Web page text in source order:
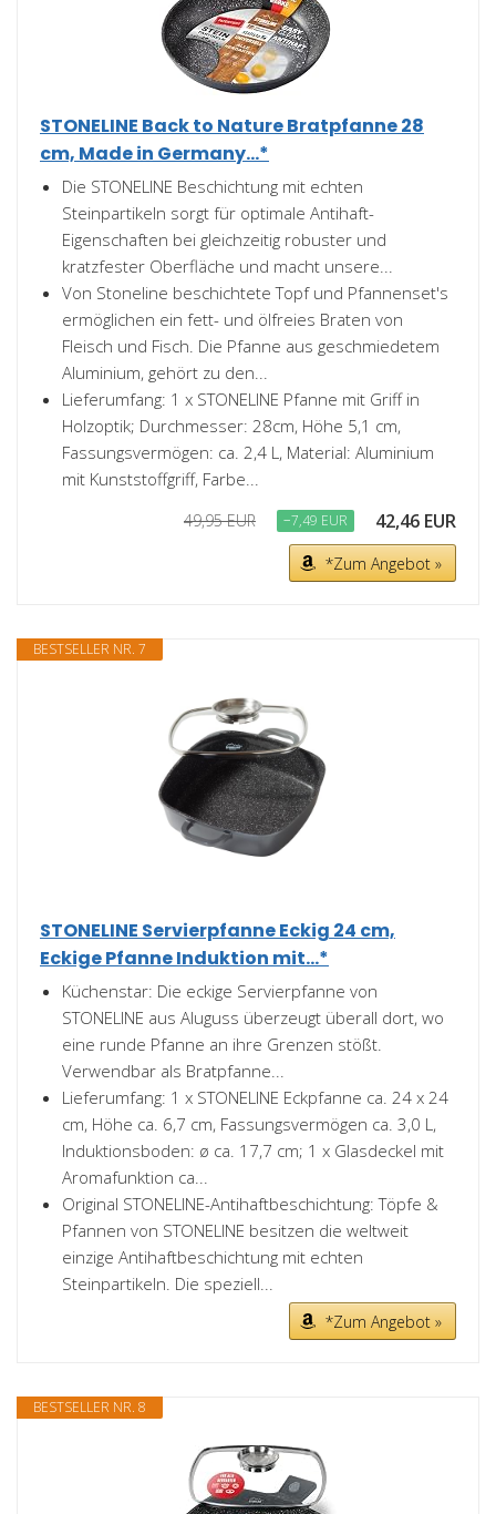
STONELINE Back to Nature Bratpfanne 28
cm, Made in Germany...*
Die STONELINE Beschichtung mit echten
Steinpartikeln sorgt für optimale Antihaft-
Eigenschaften bei gleichzeitig robuster und
kratzfester Oberfläche und macht unsere...
Von Stoneline beschichtete Topf und Pfannenset's
ermöglichen ein fett- und ölfreies Braten von
Fleisch und Fisch. Die Pfanne aus geschmiedetem
Aluminium, gehört zu den...
Lieferumfang: 1 x STONELINE Pfanne mit Griff in
Holzoptik; Durchmesser: 28cm, Höhe 5,1 cm,
Fassungsvermögen: ca. 2,4 L, Material: Aluminium
mit Kunststoffgriff, Farbe...
49,95 EUR −7,49 EUR 42,46 EUR
*Zum Angebot »
BESTSELLER NR. 7
STONELINE Servierpfanne Eckig 24 cm,
Eckige Pfanne Induktion mit...*
Küchenstar: Die eckige Servierpfanne von
STONELINE aus Aluguss überzeugt überall dort, wo
eine runde Pfanne an ihre Grenzen stößt.
Verwendbar als Bratpfanne...
Lieferumfang: 1 x STONELINE Eckpfanne ca. 24 x 24
cm, Höhe ca. 6,7 cm, Fassungsvermögen ca. 3,0 L,
Induktionsboden: ø ca. 17,7 cm; 1 x Glasdeckel mit
Aromafunktion ca...
Original STONELINE-Antihaftbeschichtung: Töpfe &
Pfannen von STONELINE besitzen die weltweit
einzige Antihaftbeschichtung mit echten
Steinpartikeln. Die speziell...
*Zum Angebot »
BESTSELLER NR. 8